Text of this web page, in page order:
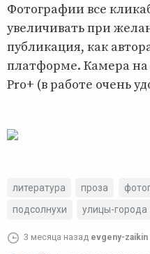
Фотографии все
увеличивать при
публикация, как
платформе. Камера на
Pro+ (в работе очень
литература проза
подсолнухи
улицы-города
3 месяца назад evgeny-zaikin